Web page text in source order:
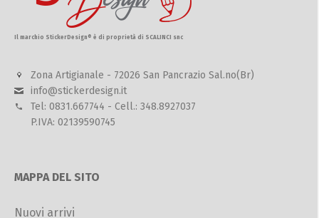
Il marchio StickerDesign® è di proprietà di SCALINCI snc
Zona Artigianale - 72026 San Pancrazio Sal.no(Br)
info@stickerdesign.it
Tel: 0831.667744 - Cell.: 348.8927037
P.IVA: 02139590745
MAPPA DEL SITO
Nuovi arrivi